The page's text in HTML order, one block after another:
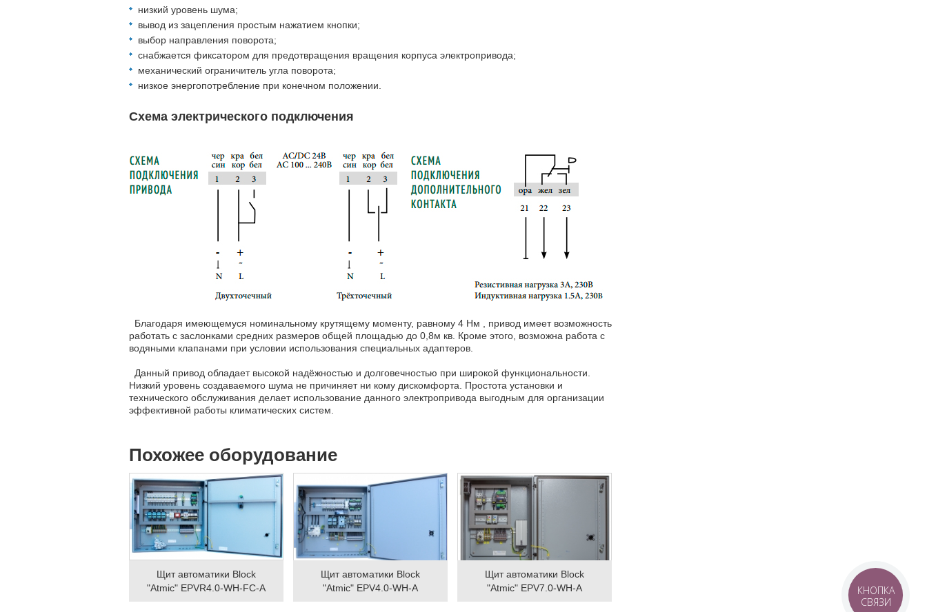
низкий уровень шума;
вывод из зацепления простым нажатием кнопки;
выбор направления поворота;
снабжается фиксатором для предотвращения вращения корпуса электропривода;
механический ограничитель угла поворота;
низкое энергопотребление при конечном положении.
Схема электрического подключения
Благодаря имеющемуся номинальному крутящему моменту, равному 4 Нм , привод имеет возможность
работать с заслонками средних размеров общей площадью до 0,8м кв. Кроме этого, возможна работа с
водяными клапанами при условии использования специальных адаптеров.
Данный привод обладает высокой надёжностью и долговечностью при широкой функциональности.
Низкий уровень создаваемого шума не причиняет ни кому дискомфорта. Простота установки и
технического обслуживания делает использование данного электропривода выгодным для организации
эффективной работы климатических систем.
Похожее оборудование
Щит автоматики Block
"Atmic" EPVR4.0-WH-FC-A
Щит автоматики Block
"Atmic" EPV4.0-WH-A
Щит автоматики Block
"Atmic" EPV7.0-WH-A
КНОПКА
СВЯЗИ